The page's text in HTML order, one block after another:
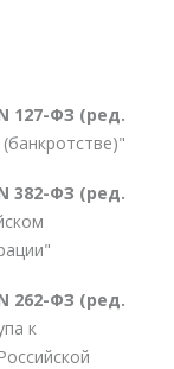
127-ФЗ (ред.
382-ФЗ (ред.
262-ФЗ (ред.
к